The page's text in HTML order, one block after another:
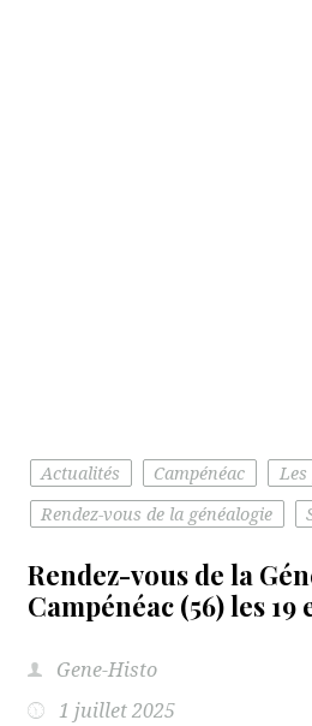
Actualités Campénéac
Rendez-vous de la généalogie
Rendez-vous de la
Campénéac (56) les
Gene-Histo
1 juillet 2025